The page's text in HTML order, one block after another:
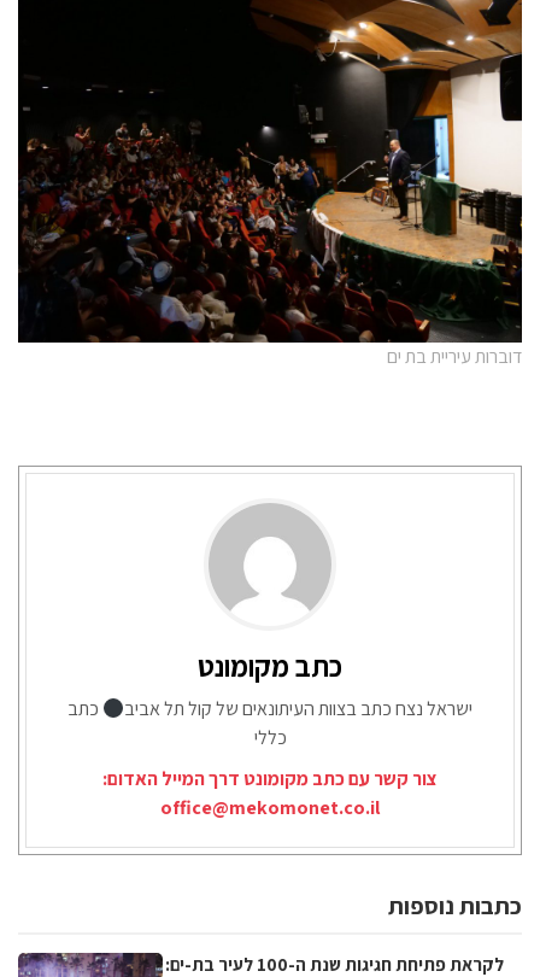
דוברות עיריית בת ים
כתב מקומונט
ישראל נצח כתב בצוות העיתונאים של קול תל אביב
כתב
כללי
צור קשר עם כתב מקומונט דרך המייל האדום:
office@mekomonet.co.il
כתבות נוספות
לקראת פתיחת חגיגות שנת ה-100 לעיר בת-ים: